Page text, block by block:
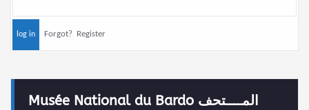
Forgot? Register
Musée National du Bardo المــــتحف